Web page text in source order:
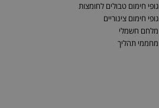
גופי חימום טבולים לחומצות
גופי חימום צינוריים
מלחם חשמלי
מחממי תהליך